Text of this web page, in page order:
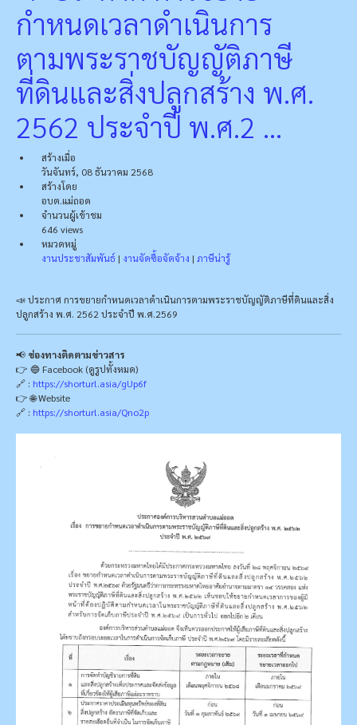
กำหนดเวลาดำเนินการ
ตามพระราชบัญญัติภาษี
ที่ดินและสิ่งปลูกสร้าง พ.ศ.
2562 ประจำปี พ.ศ.2 ...
สร้างเมื่อ
วันจันทร์, 08 ธันวาคม 2568
สร้างโดย
อบต.แม่ถอด
จำนวนผู้เข้าชม
646 views
หมวดหมู่
งานประชาสัมพันธ์ | งานจัดซื้อจัดจ้าง | ภาษีน่ารู้
📣 ประกาศ การขยายกำหนดเวลาดำเนินการตามพระราชบัญญัติภาษีที่ดินและสิ่ง
ปลูกสร้าง พ.ศ. 2562 ประจำปี พ.ศ.2569
📢 ช่องทางติดตามข่าวสาร
👉 🔵 Facebook (ดูรูปทั้งหมด)
🔗 : https://shorturl.asia/gUp6f
👉 🌐 Website
🔗 : https://shorturl.asia/Qno2p